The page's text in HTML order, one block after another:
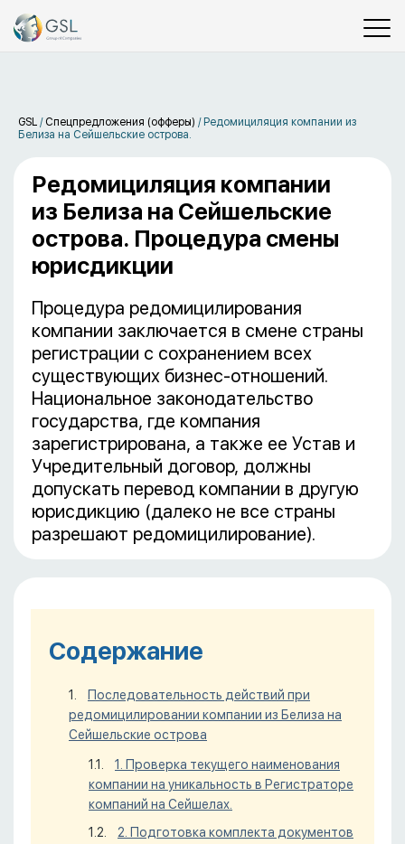
GSL / Спецпредложения (офферы) / Редомициляция компании из
Белиза на Сейшельские острова.
Редомициляция компании
из Белиза на Сейшельские
острова. Процедура смены
юрисдикции
Процедура редомицилирования
компании заключается в смене страны
регистрации с сохранением всех
существующих бизнес-отношений.
Национальное законодательство
государства, где компания
зарегистрирована, а также ее Устав и
Учредительный договор, должны
допускать перевод компании в другую
юрисдикцию (далеко не все страны
разрешают редомицилирование).
Содержание
Последовательность действий при
редомицилировании компании из Белиза на
Сейшельские острова
1. Проверка текущего наименования
компании на уникальность в Регистраторе
компаний на Сейшелах.
2. Подготовка комплекта документов